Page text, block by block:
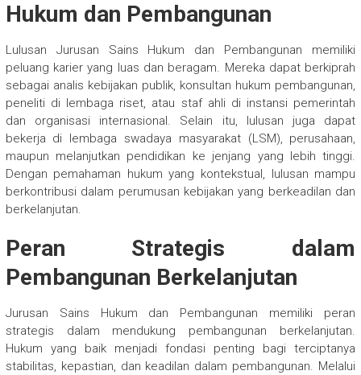
Hukum dan Pembangunan
Lulusan Jurusan Sains Hukum dan Pembangunan memiliki
peluang karier yang luas dan beragam. Mereka dapat berkiprah
sebagai analis kebijakan publik, konsultan hukum pembangunan,
peneliti di lembaga riset, atau staf ahli di instansi pemerintah
dan organisasi internasional. Selain itu, lulusan juga dapat
bekerja di lembaga swadaya masyarakat (LSM), perusahaan,
maupun melanjutkan pendidikan ke jenjang yang lebih tinggi.
Dengan pemahaman hukum yang kontekstual, lulusan mampu
berkontribusi dalam perumusan kebijakan yang berkeadilan dan
berkelanjutan.
Peran Strategis dalam
Pembangunan Berkelanjutan
Jurusan Sains Hukum dan Pembangunan memiliki peran
strategis dalam mendukung pembangunan berkelanjutan.
Hukum yang baik menjadi fondasi penting bagi terciptanya
stabilitas, kepastian, dan keadilan dalam pembangunan. Melalui